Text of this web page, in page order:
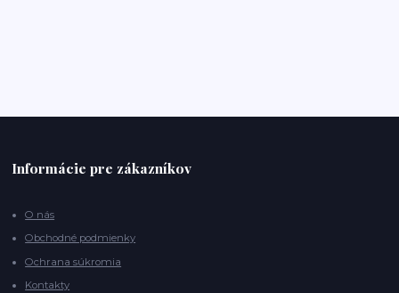
Informácie pre zákazníkov
O nás
Obchodné podmienky
Ochrana súkromia
Kontakty